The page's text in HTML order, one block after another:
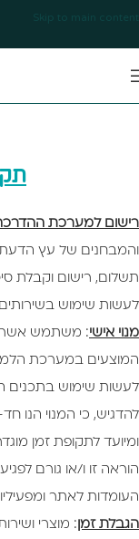
רישום למערכת
והמבחנים של עץ הדעת
תשלום, רישום וקבלת
לעשות שימוש
מנוי אישי: משתמש אשר
המוצעים במערכת
לעשות שימוש בתכנים
להדגיש, כי המנוי הנו
ומיועד לתקופת זמן
הוראה זו ו/או גורם
העומדות לאתר ומפעיליו
הגבלת זמן: מוצרי